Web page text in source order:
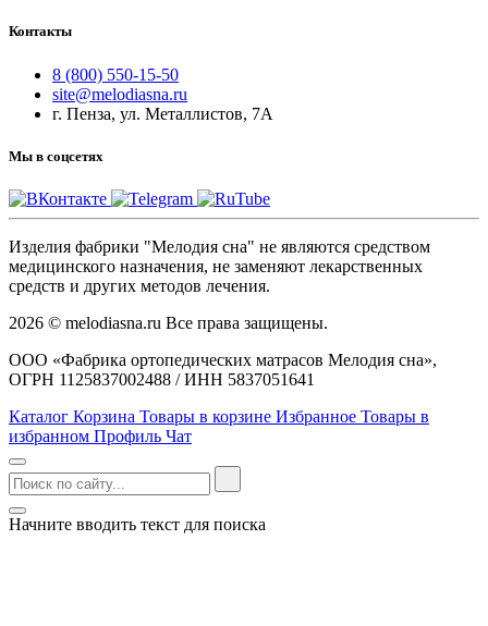
Контакты
8 (800) 550-15-50
site@melodiasna.ru
г. Пенза, ул. Металлистов, 7А
Мы в соцсетях
Изделия фабрики "Мелодия сна" не являются средством
медицинского назначения, не заменяют лекарственных
средств и других методов лечения.
2026 © melodiasna.ru Все права защищены.
ООО «Фабрика ортопедических матрасов Мелодия сна»,
ОГРН 1125837002488 / ИНН 5837051641
Каталог Корзина Товары в корзине Избранное Товары в
избранном Профиль Чат
Начните вводить текст для поиска